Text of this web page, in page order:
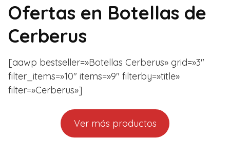
Ofertas en Botellas de
Cerberus
[aawp bestseller=»Botellas Cerberus» grid=»3″
filter_items=»10″ items=»9″ filterby=»title»
filter=»Cerberus»]
Ver más productos